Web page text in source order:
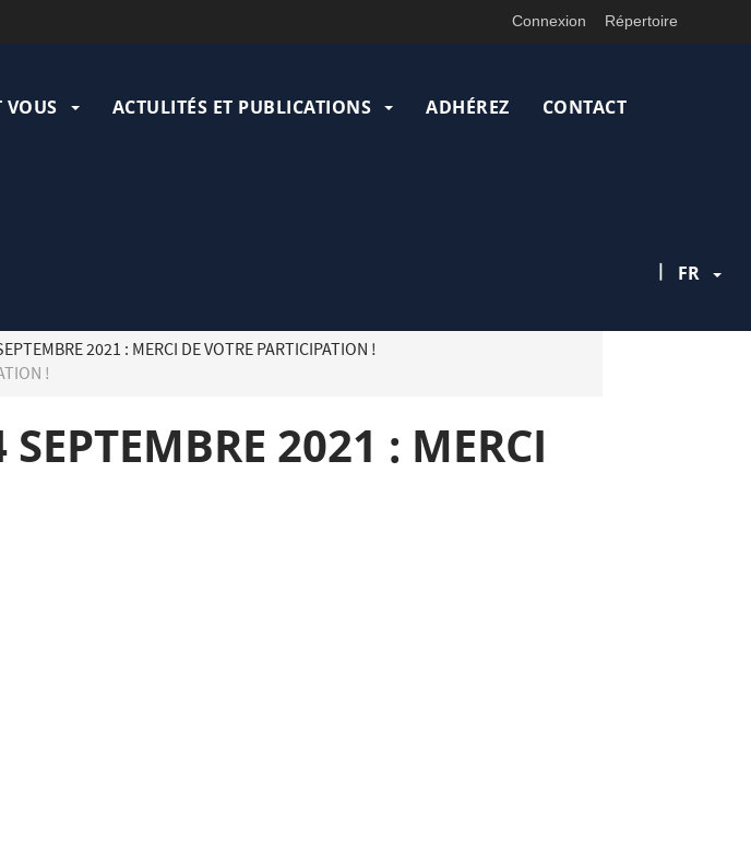
Connexion Répertoire
VOUS ACTULITÉS ET PUBLICATIONS ADHÉREZ CONTACT
| FR
2021 : MERCI DE VOTRE PARTICIPATION !
!
2021 : MERCI